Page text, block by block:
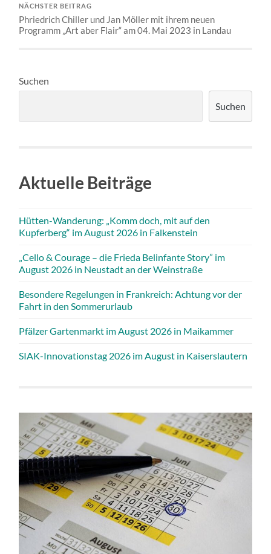
NÄCHSTER BEITRAG
Phriedrich Chiller und Jan Möller mit ihrem neuen
Programm „Art aber Flair“ am 04. Mai 2023 in Landau
Suchen
Suchen
Aktuelle Beiträge
Hütten-Wanderung: „Komm doch, mit auf den
Kupferberg“ im August 2026 in Falkenstein
„Cello & Courage – die Frieda Belinfante Story” im
August 2026 in Neustadt an der Weinstraße
Besondere Regelungen in Frankreich: Achtung vor der
Fahrt in den Sommerurlaub
Pfälzer Gartenmarkt im August 2026 in Maikammer
SIAK-Innovationstag 2026 im August in Kaiserslautern